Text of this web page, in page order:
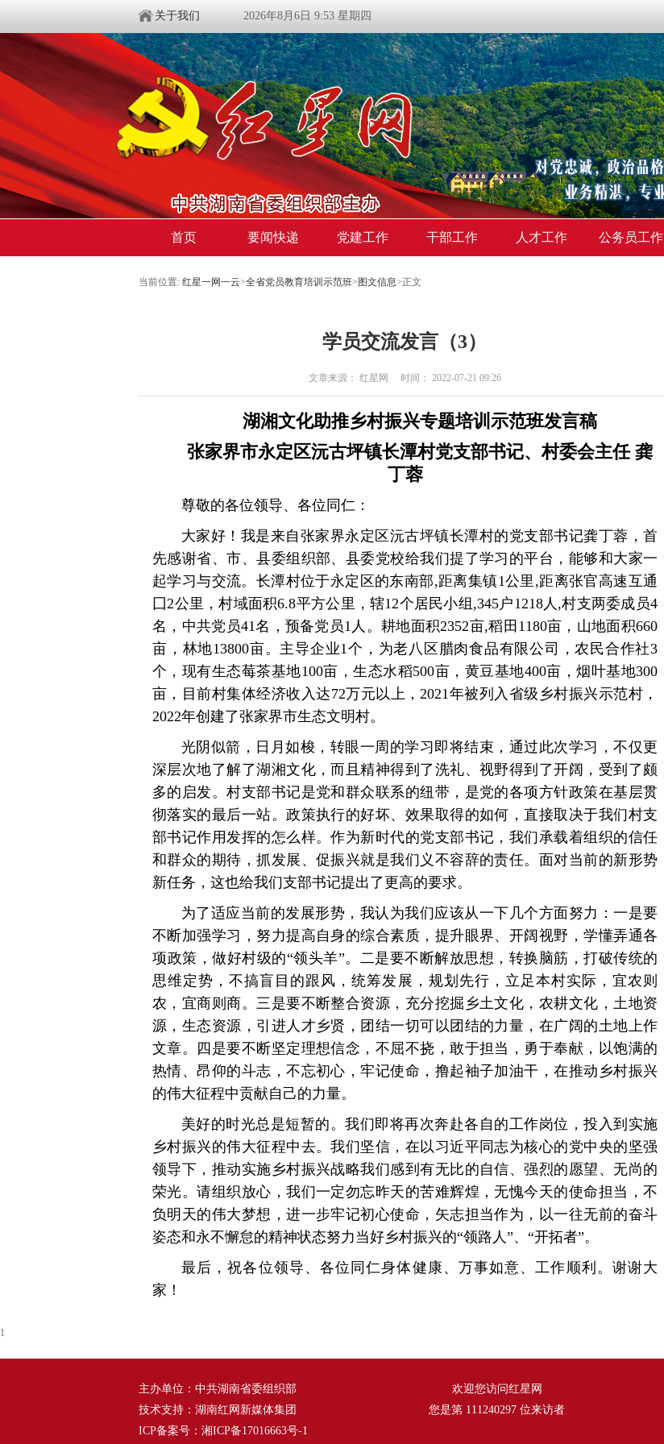
关于我们 2026年8月6日 9:53 星期四
首页 要闻快递 党建工作 干部工作 人才工作 公务员工作
当前位置: 红星一网一云>全省党员教育培训示范班> 图文信息>正文
学员交流发言（3）
文章来源： 红星网 时间： 2022-07-21 09:26
湖湘文化助推乡村振兴专题培训 示范班发言稿
张家界市永定区沅古坪镇长潭村党支部书记、村委会主任龚
丁蓉
尊敬的各位领导、各位同仁：
大家好！我是来自张家界永定区沅古坪镇长潭村的党支部书记龚丁蓉，首
先感谢省、市、县委组织部、县委党校给我们提了学习的平台，能够和大家一
起学习与交流。长潭村位于永定区的东南部,距离集镇1公里,距离张官高速互通
囗2公里，村域面积6.8平方公里，辖12个居民小组,345户1218人,村支两委成员4
名，中共党员41名，预备党员1人。耕地面积2352亩,稻田1180亩，山地面积660
亩，林地13800亩。主导企业1个，为老八区腊肉食品有限公司，农民合作社3
个，现有生态莓茶基地100亩，生态水稻500亩，黄豆基地400亩，烟叶基地300
亩，目前村集体经济收入达72万元以上，2021年被列入省级乡村振兴示范村，
2022年创建了张家界市生态文明村。
光阴似箭，日月如梭，转眼一周的学习即将结束，通过此次学习，不仅更
深层次地了解了湖湘文化，而且精神得到了洗礼、视野得到了开阔，受到了颇
多的启发。村支部书记是党和群众联系的纽带，是党的各项方针政策在基层贯
彻落实的最后一站。政策执行的好坏、效果取得的如何，直接取决于我们村支
部书记作用发挥的怎么样。作为新时代的党支部书记，我们承载着组织的信任
和群众的期待，抓发展、促振兴就是我们义不容辞的责任。面对当前的新形势
新任务，这也给我们支部书记提出了更高的要求。
为了适应当前的发展形势，我认为我们应该从一下几个方面努力：一是要
不断加强学习，努力提高自身的综合素质，提升眼界、开阔视野，学懂弄通各
项政策，做好村级的“领头羊”。二是要不断解放思想，转换脑筋，打破传统的
思维定势，不搞盲目的跟风，统筹发展，规划先行，立足本村实际，宜农则
农，宜商则商。三是要不断整合资源，充分挖掘乡土文化，农耕文化，土地资
源，生态资源，引进人才乡贤，团结一切可以团结的力量，在广阔的土地上作
文章。四是要不断坚定理想信念，不屈不挠，敢于担当，勇于奉献，以饱满的
热情、昂仰的斗志，不忘初心，牢记使命，撸起袖子加油干，在推动乡村振兴
的伟大征程中贡献自己的力量。
美好的时光总是短暂的。我们即将再次奔赴各自的工作岗位，投入到实施
乡村振兴的伟大征程中去。我们坚信，在以习近平同志为核心的党中央的坚强
领导下，推动实施乡村振兴战略我们感到有无比的自信、强烈的愿望、无尚的
荣光。请组织放心，我们一定勿忘昨天的苦难辉煌，无愧今天的使命担当，不
负明天的伟大梦想，进一步牢记初心使命，矢志担当作为，以一往无前的奋斗
姿态和永不懈怠的精神状态努力当好乡村振兴的“领路人”、“开拓者”。
最后，祝各位领导、各位同仁身体健康、万事如意、工作顺利。谢谢大
家！
1
主办单位：中共湖南省委组织部
技术支持：湖南红网新媒体集团
ICP备案号： 湘ICP备17016663号-1
欢迎您访问红星网
您是第 111240297 位来访者